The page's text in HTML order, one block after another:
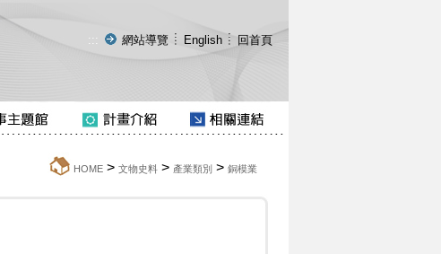
::: 網站導覽 English 回首頁
HOME> 文物史料> 產業類別 > 銅模業